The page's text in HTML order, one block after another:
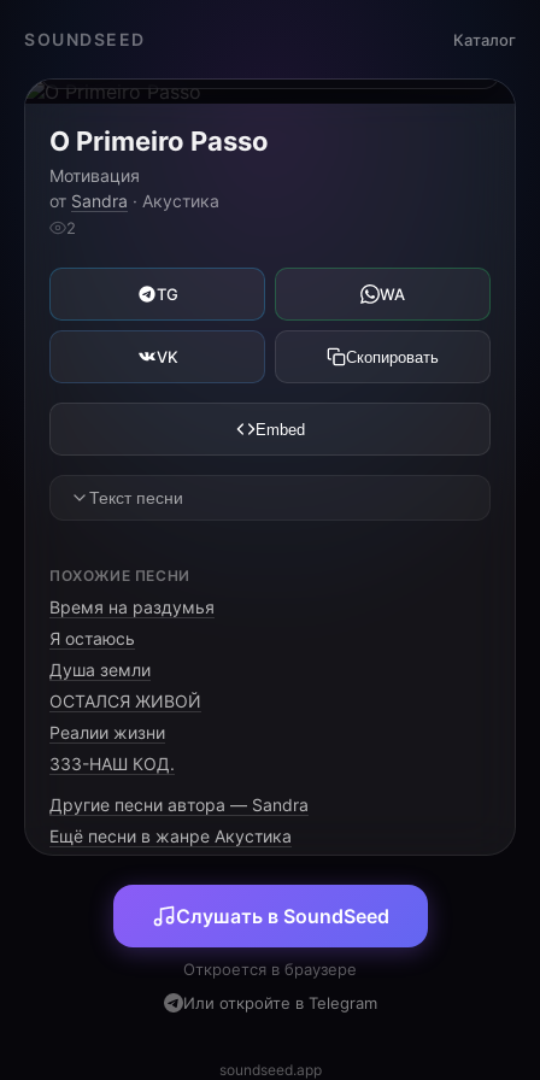
SOUNDSEED Каталог
O Primeiro Passo
Мотивация
от Sandra · Акустика
2
TG WA
VK Скопировать
Embed
Текст песни
Desde a primeira vez que a tia olhou pra você
foi um amor que defino como incondicional.
Não precisei gerar para amar. Você é meu
presente de Deus. Tantas lutas, tantos
acertos, tantos erros mas graças a Deus você
está no caminho certo. Sinto muito orgulho de
ПОХОЖИЕ ПЕСНИ
Время на раздумья
Я остаюсь
Душа земли
ОСТАЛСЯ ЖИВОЙ
Реалии жизни
333-НАШ КОД.
Другие песни автора — Sandra
Ещё песни в жанре Акустика
Слушать в SoundSeed
Откроется в браузере
Или откройте в Telegram
soundseed.app